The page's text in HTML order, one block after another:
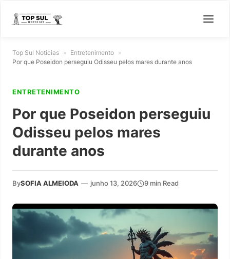
Top Sul Noticias » Entretenimento »
Por que Poseidon perseguiu Odisseu pelos mares durante anos
ENTRETENIMENTO
Por que Poseidon perseguiu
Odisseu pelos mares
durante anos
BySOFIA ALMEIODA — junho 13, 2026 9 min Read